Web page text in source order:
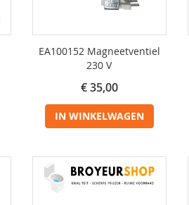
EA100152 Magneetventiel
230 V
€ 35,00
IN WINKELWAGEN